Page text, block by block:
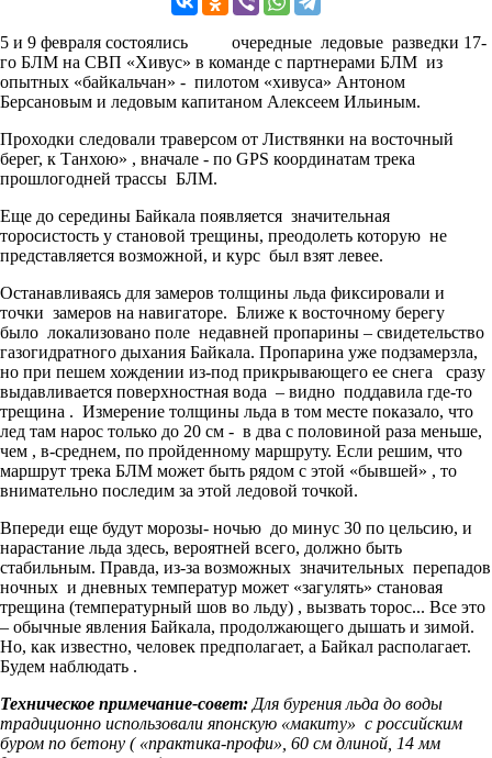
5 и 9 февраля состоялись очередные ледовые разведки 17-
го БЛМ на СВП «Хивус» в команде с партнерами БЛМ из
опытных «байкальчан» - пилотом «хивуса» Антоном
Берсановым и ледовым капитаном Алексеем Ильиным.
Проходки следовали траверсом от Листвянки на восточный
берег, к Танхою» , вначале - по GPS координатам трека
прошлогодней трассы БЛМ.
Еще до середины Байкала появляется значительная
торосистость у становой трещины, преодолеть которую не
представляется возможной, и курс был взят левее.
Останавливаясь для замеров толщины льда фиксировали и
точки замеров на навигаторе. Ближе к восточному берегу
было локализовано поле недавней пропарины – свидетельство
газогидратного дыхания Байкала. Пропарина уже подзамерзла,
но при пешем хождении из-под прикрывающего ее снега сразу
выдавливается поверхностная вода – видно поддавила где-то
трещина . Измерение толщины льда в том месте показало, что
лед там нарос только до 20 см - в два с половиной раза меньше,
чем , в-среднем, по пройденному маршруту. Если решим, что
маршрут трека БЛМ может быть рядом с этой «бывшей» , то
внимательно последим за этой ледовой точкой.
Впереди еще будут морозы- ночью до минус 30 по цельсию, и
нарастание льда здесь, вероятней всего, должно быть
стабильным. Правда, из-за возможных значительных перепадов
ночных и дневных температур может «загулять» становая
трещина (температурный шов во льду) , вызвать торос... Все это
– обычные явления Байкала, продолжающего дышать и зимой.
Но, как известно, человек предполагает, а Байкал располагает.
Будем наблюдать .
Техническое примечание-совет: Для бурения льда до воды
традиционно использовали японскую «макиту» с российским
буром по бетону ( «практика-профи», 60 см длиной, 14 мм